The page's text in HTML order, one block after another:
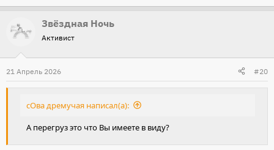
Звёздная Ночь
Активист
21 Апрель 2026 #20
сОва дремучая написал(а):
А перегруз это что Вы имеете в виду?